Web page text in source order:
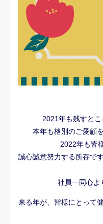
2021年も残すとこ
本年も格別のご愛顧
2022年も皆
誠心誠意努力する所存で
社員一同心よ
来る年が、皆様にとって